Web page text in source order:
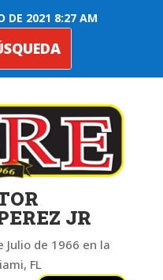
DE 2021 8:27 AM
JR
de 1966 en la
FL